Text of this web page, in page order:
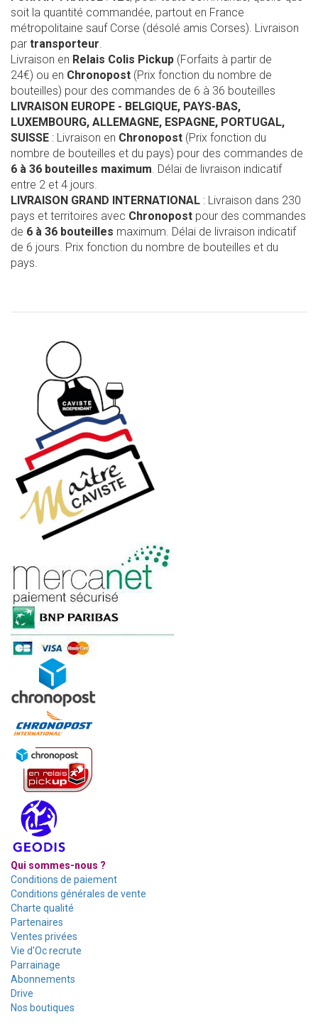
soit la quantité commandée, partout en France
métropolitaine sauf Corse (désolé amis Corses). Livraison
par transporteur.
Livraison en Relais Colis Pickup (Forfaits à partir de
24€) ou en Chronopost (Prix fonction du nombre de
bouteilles) pour des commandes de 6 à 36 bouteilles
LIVRAISON EUROPE - BELGIQUE, PAYS-BAS,
LUXEMBOURG, ALLEMAGNE, ESPAGNE, PORTUGAL,
SUISSE : Livraison en Chronopost (Prix fonction du
nombre de bouteilles et du pays) pour des commandes de
6 à 36 bouteilles maximum. Délai de livraison indicatif
entre 2 et 4 jours.
LIVRAISON GRAND INTERNATIONAL : Livraison dans 230
pays et territoires avec Chronopost pour des commandes
de 6 à 36 bouteilles maximum. Délai de livraison indicatif
de 6 jours. Prix fonction du nombre de bouteilles et du
pays.
Qui sommes-nous ?
Conditions de paiement
Conditions générales de vente
Charte qualité
Partenaires
Ventes privées
Vie d'Oc recrute
Parrainage
Abonnements
Drive
Nos boutiques